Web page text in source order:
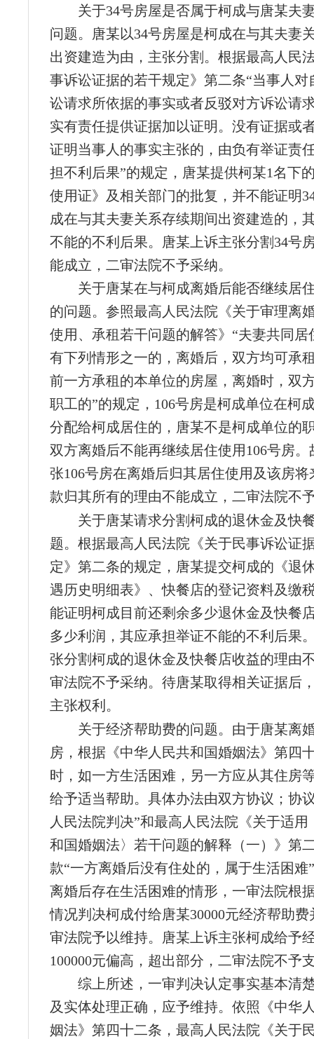
关于34号房屋是否属于柯成与唐某夫
问题。唐某以34号房屋是柯成在与其夫妻
出资建造为由，主张分割。根据最高人民
事诉讼证据的若干规定》第二条“当事人对
讼请求所依据的事实或者反驳对方诉讼请
实有责任提供证据加以证明。没有证据或
证明当事人的事实主张的，由负有举证责
担不利后果”的规定，唐某提供柯某1名下
使用证》及相关部门的批复，并不能证明
成在与其夫妻关系存续期间出资建造的，
不能的不利后果。唐某上诉主张分割34号
能成立，二审法院不予采纳。
关于唐某在与柯成离婚后能否继续居
的问题。参照最高人民法院《关于审理离
使用、承租若干问题的解答》“夫妻共同居
有下列情形之一的，离婚后，双方均可承
前一方承租的本单位的房屋，离婚时，双
职工的”的规定，106号房是柯成单位在柯
分配给柯成居住的，唐某不是柯成单位的
双方离婚后不能再继续居住使用106号房
张106号房在离婚后归其居住使用及该房
款归其所有的理由不能成立，二审法院不
关于唐某请求分割柯成的退休金及快
题。根据最高人民法院《关于民事诉讼证
定》第二条的规定，唐某提交柯成的《退
遇历史明细表》、快餐店的登记资料及缴
能证明柯成目前还剩余多少退休金及快餐
多少利润，其应承担举证不能的不利后果
张分割柯成的退休金及快餐店收益的理由
审法院不予采纳。待唐某取得相关证据后
主张权利。
关于经济帮助费的问题。由于唐某离
房，根据《中华人民共和国婚姻法》第四
时，如一方生活困难，另一方应从其住房
给予适当帮助。具体办法由双方协议；协
人民法院判决”和最高人民法院《关于适用
和国婚姻法〉若干问题的解释（一）》第
款“一方离婚后没有住处的，属于生活困难
离婚后存在生活困难的情形，一审法院根
情况判决柯成付给唐某30000元经济帮助
审法院予以维持。唐某上诉主张柯成给予
100000元偏高，超出部分，二审法院不予
综上所述，一审判决认定事实基本清
及实体处理正确，应予维持。依照《中华
姻法》第四十二条，最高人民法院《关于